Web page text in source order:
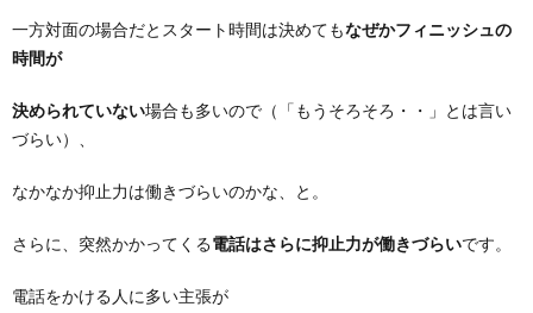
一方対面の場合だとスタート時間は決めてもなぜかフィニッシュの
時間が
決められていない場合も多いので（「もうそろそろ・・」とは言い
づらい）、
なかなか抑止力は働きづらいのかな、と。
さらに、突然かかってくる電話はさらに抑止力が働きづらいです。
電話をかける人に多い主張が